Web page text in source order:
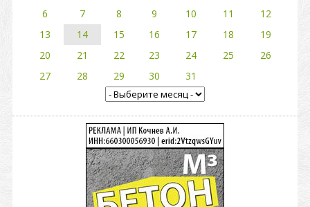
6
7 8 9 10 11
12
13
14 15 16 17 18
19
20
21 22 23 24 25
26
27
28 29 30 31